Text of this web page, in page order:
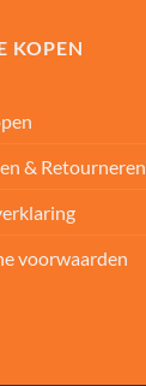
KOPEN
& Retourneren
voorwaarden